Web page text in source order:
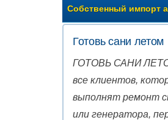
Собственный импорт
Готовь сани летом
ГОТОВЬ САНИ
все клиентов,
выполнят ремонт
или генератора,